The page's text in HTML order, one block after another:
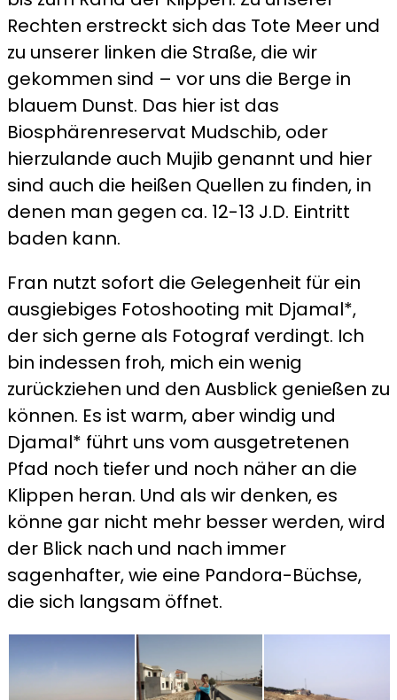
Rechten erstreckt sich das Tote Meer und
zu unserer linken die Straße, die wir
gekommen sind – vor uns die Berge in
blauem Dunst. Das hier ist das
Biosphärenreservat Mudschib, oder
hierzulande auch Mujib genannt und hier
sind auch die heißen Quellen zu finden, in
denen man gegen ca. 12-13 J.D. Eintritt
baden kann.
Fran nutzt sofort die Gelegenheit für ein
ausgiebiges Fotoshooting mit Djamal*,
der sich gerne als Fotograf verdingt. Ich
bin indessen froh, mich ein wenig
zurückziehen und den Ausblick genießen zu
können. Es ist warm, aber windig und
Djamal* führt uns vom ausgetretenen
Pfad noch tiefer und noch näher an die
Klippen heran. Und als wir denken, es
könne gar nicht mehr besser werden, wird
der Blick nach und nach immer
sagenhafter, wie eine Pandora-Büchse,
die sich langsam öffnet.